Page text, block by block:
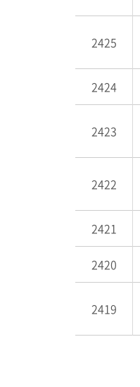
2425
2424
2423
2422
2421
2420
2419